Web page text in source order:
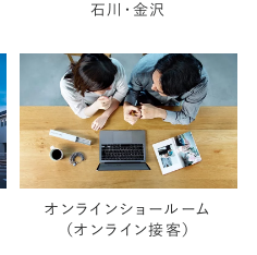
石川・金沢
オンラインショールーム
（オンライン接客）